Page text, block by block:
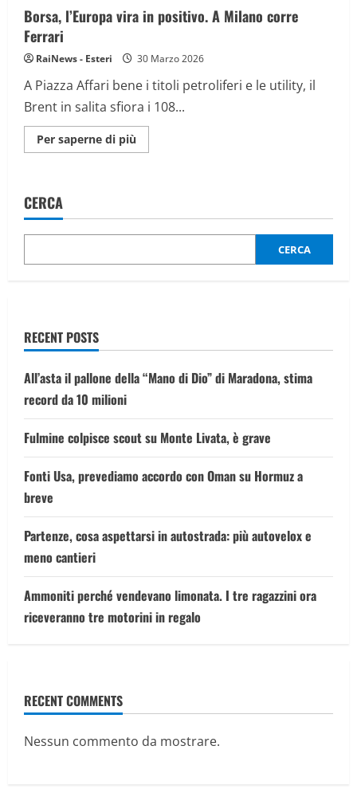
per
le
imprese
almeno
7
in
più
Borsa, l’Europa vira in positivo. A Milano corre
Ferrari
RaiNews - Esteri 30 Marzo 2026
A Piazza Affari bene i titoli petroliferi e le utility, il
Brent in salita sfiora i 108...
Per saperne di più
informazioni
positivo.
Milano
Ferrari
CERCA
CERCA
RECENT POSTS
All’asta il pallone della “Mano di Dio” di Maradona, stima
record da 10 milioni
Fulmine colpisce scout su Monte Livata, è grave
Fonti Usa, prevediamo accordo con Oman su Hormuz a
breve
Partenze, cosa aspettarsi in autostrada: più autovelox e
meno cantieri
Ammoniti perché vendevano limonata. I tre ragazzini ora
riceveranno tre motorini in regalo
RECENT COMMENTS
Nessun commento da mostrare.